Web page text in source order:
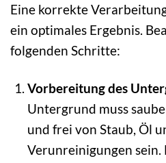
Eine korrekte
ein optimales Ergebnis.
folgenden Schritte:
Vorbereitung des
Untergrund muss
und frei von Staub, Öl
Verunreinigungen sein.